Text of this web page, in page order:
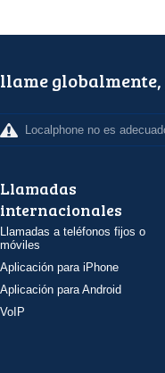
llame
Localphone no es
Llamadas
internacionales
Llamadas a teléfonos fijos o
móviles
Aplicación para iPhone
Aplicación para Android
VoIP